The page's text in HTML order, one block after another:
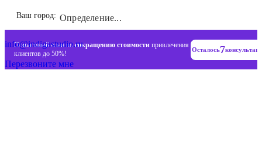
Ваш город: Определение...
Пошаговый план посокращению стоимости привлечения
клиентов до 50%!
Осталось7
+7 (993) 477-18-57
info@indigastudio.ru
Перезвоните мне